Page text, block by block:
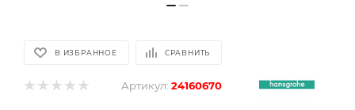
В ИЗБРАННОЕ СРАВНИТЬ
Артикул: 24160670